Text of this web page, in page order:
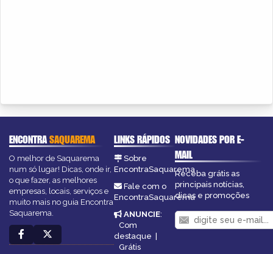
ENCONTRASAQUAREMA
O melhor de Saquarema
num só lugar! Dicas, onde ir,
o que fazer, as melhores
empresas, locais, serviços e
muito mais no guia Encontra
Saquarema.
LINKS RÁPIDOS
Sobre
EncontraSaquarema
Fale com o
EncontraSaquarema
ANUNCIE:
Com
destaque |
Grátis
NOVIDADES POR E-
MAIL
Receba grátis as
principais notícias,
dicas e promoções